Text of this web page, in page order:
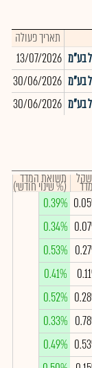
תאריך פעולה
בע"מ 13/07/2026
בע"מ 30/06/2026
בע"מ 30/06/2026
תשואת המדד
(% שינוי חודשי)
0.39%
0.34%
0.53%
0.41%
0.52%
0.33%
0.49%